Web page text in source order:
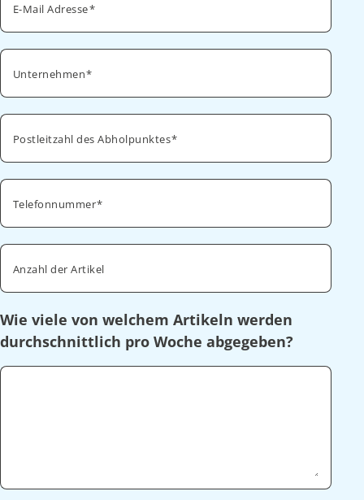
E-Mail Adresse
Unternehmen
Postleitzahl des Abholpunktes
Telefonnummer
Anzahl der Artikel
Wie viele von welchem Artikeln werden
durchschnittlich pro Woche abgegeben?